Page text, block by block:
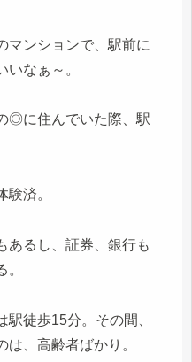
マンションで、駅前に
なぁ～。
◎に住んでいた際、駅
済。
あるし、証券、銀行も
徒歩15分。その間、
、高齢者ばかり。